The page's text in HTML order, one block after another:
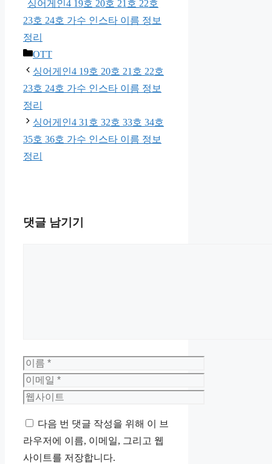
싱어게인4 19호 20호 21호 22호
23호 24호 가수 인스타 이름 정보
정리
카
테
고
리
OTT
싱어게인4 19호 20호 21호 22호
23호 24호 가수 인스타 이름 정보
정리
싱어게인4 31호 32호 33호 34호
35호 36호 가수 인스타 이름 정보
정리
댓글 남기기
이
름
이
메
웹
이
트
다음 번 댓글 작성을 위해 이 브
라우저에 이름, 이메일, 그리고 웹
사이트를 저장합니다.